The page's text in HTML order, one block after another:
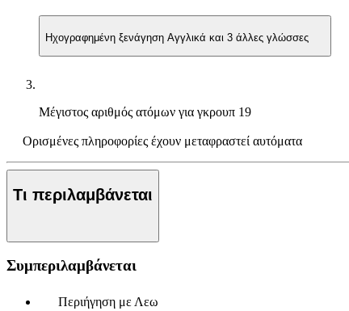
Ηχογραφημένη ξενάγηση Αγγλικά και 3 άλλες γλώσσες
Μέγιστος αριθμός ατόμων για γκρουπ 19
Ορισμένες πληροφορίες έχουν μεταφραστεί αυτόματα
Τι περιλαμβάνεται
Συμπεριλαμβάνεται
Περιήγηση με Λεω